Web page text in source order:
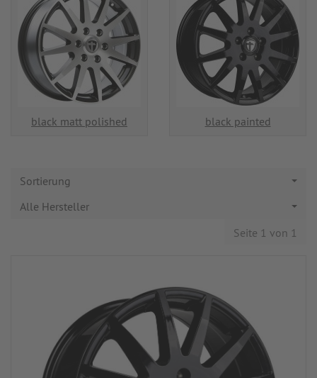
black matt polished black painted
Sortierung
Alle Hersteller
Seite 1 von 1